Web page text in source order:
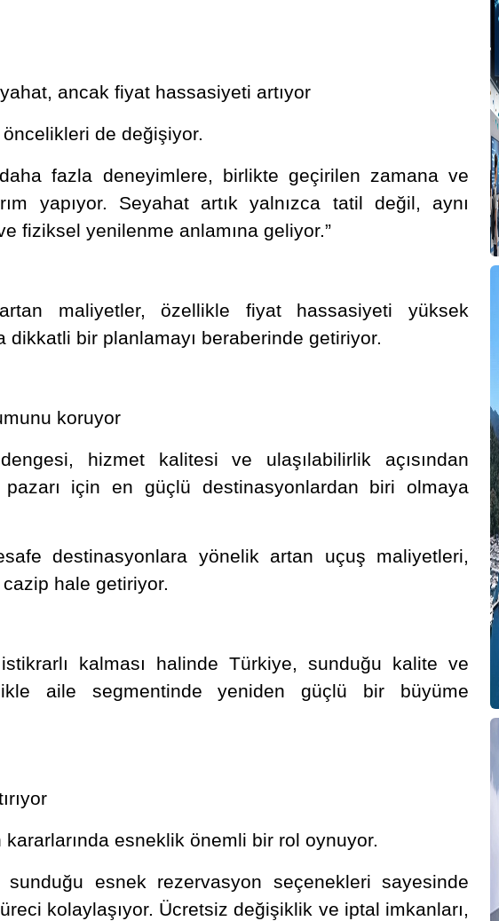
ancak fiyat hassasiyeti artıyor
de değişiyor.
fazla deneyimlere, birlikte geçirilen zamana ve
yapıyor. Seyahat artık yalnızca tatil değil, aynı
fiziksel yenilenme anlamına geliyor.”
maliyetler, özellikle fiyat hassasiyeti yüksek
dikkatli bir planlamayı beraberinde getiriyor.
koruyor
hizmet kalitesi ve ulaşılabilirlik açısından
için en güçlü destinasyonlardan biri olmaya
destinasyonlara yönelik artan uçuş maliyetleri,
hale getiriyor.
istikrarlı kalması halinde Türkiye, sunduğu kalite ve
aile segmentinde yeniden güçlü bir büyüme
esneklik önemli bir rol oynuyor.
sunduğu esnek rezervasyon seçenekleri sayesinde
kolaylaşıyor. Ücretsiz değişiklik ve iptal imkanları,